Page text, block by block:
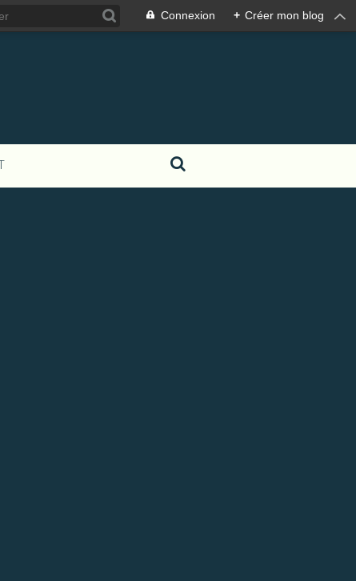
Connexion + Créer mon blog